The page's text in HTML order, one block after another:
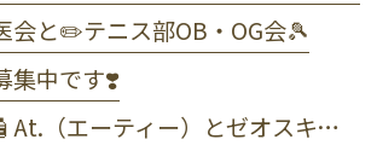
会と✏️テニス部OB・OG会🎾
集中です❣️
化粧品説明会🧴At.（エーティー）とゼオスキンヘルス